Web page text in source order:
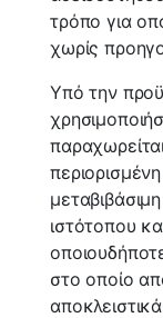
τρόπο για
χωρίς
Υπό την
ιστότοπου
στο οποίο